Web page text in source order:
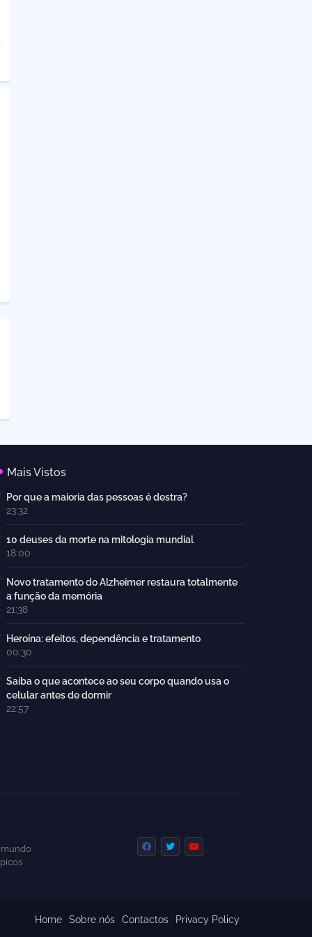
Mais Vistos
Por que a maioria das pessoas é destra?
23:32
10 deuses da morte na mitologia mundial
18:00
Novo tratamento do Alzheimer restaura totalmente
a função da memória
21:38
Heroína: efeitos, dependência e tratamento
00:30
Saiba o que acontece ao seu corpo quando usa o
celular antes de dormir
22:57
mundo
Home Sobre nós Contactos Privacy Policy